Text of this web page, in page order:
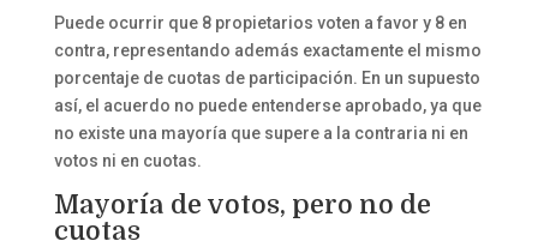
Puede ocurrir que 8 propietarios voten a favor y 8 en
contra, representando además exactamente el mismo
porcentaje de cuotas de participación. En un supuesto
así, el acuerdo no puede entenderse aprobado, ya que
no existe una mayoría que supere a la contraria ni en
votos ni en cuotas.
Mayoría de votos, pero no de
cuotas